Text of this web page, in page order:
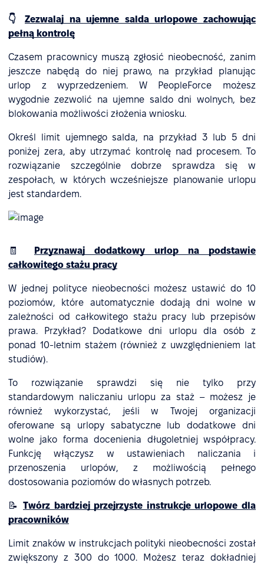
👇Zezwalaj na ujemne salda urlopowe zachowując
pełną kontrolę
Czasem pracownicy muszą zgłosić nieobecność, zanim
jeszcze nabędą do niej prawo, na przykład planując
urlop z wyprzedzeniem. W PeopleForce możesz
wygodnie zezwolić na ujemne saldo dni wolnych, bez
blokowania możliwości złożenia wniosku.
Określ limit ujemnego salda, na przykład 3 lub 5 dni
poniżej zera, aby utrzymać kontrolę nad procesem. To
rozwiązanie szczególnie dobrze sprawdza się w
zespołach, w których wcześniejsze planowanie urlopu
jest standardem.
🧾
Przyznawaj dodatkowy urlop na podstawie
całkowitego stażu pracy
W jednej polityce nieobecności możesz ustawić do 10
poziomów, które automatycznie dodają dni wolne w
zależności od całkowitego stażu pracy lub przepisów
prawa. Przykład? Dodatkowe dni urlopu dla osób z
ponad 10-letnim stażem (również z uwzględnieniem lat
studiów).
To rozwiązanie sprawdzi się nie tylko przy
standardowym naliczaniu urlopu za staż – możesz je
również wykorzystać, jeśli w Twojej organizacji
oferowane są urlopy sabatyczne lub dodatkowe dni
wolne jako forma docenienia długoletniej współpracy.
Funkcję włączysz w ustawieniach naliczania i
przenoszenia urlopów, z możliwością pełnego
dostosowania poziomów do własnych potrzeb.
📝Twórz bardziej przejrzyste instrukcje urlopowe dla
pracowników
Limit znaków w instrukcjach polityki nieobecności został
zwiększony z 300 do 1000. Możesz teraz dokładniej